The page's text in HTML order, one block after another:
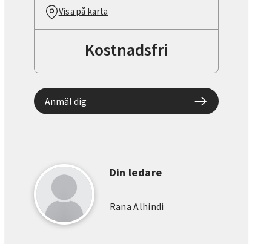
Visa på karta
Kostnadsfri
Anmäl dig
Din ledare
Rana Alhindi